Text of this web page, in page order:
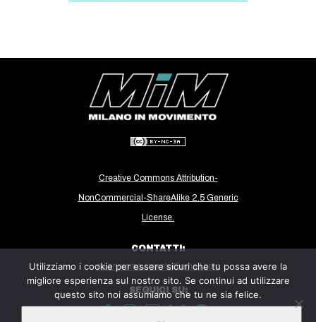
MANIFESTI
MUSICA
RECENSIONI
AFRICA
AMERICHE
EUROPA
MEDIO ORIENTE
Creative Commons Attribution-
NonCommercial-ShareAlike 2.5 Generic
License.
CONTATTI:
milanoinmovimento@gmail.com
SEGUICI SU:
Utilizziamo i cookie per essere sicuri che tu possa avere la
migliore esperienza sul nostro sito. Se continui ad utilizzare
questo sito noi assumiamo che tu ne sia felice.